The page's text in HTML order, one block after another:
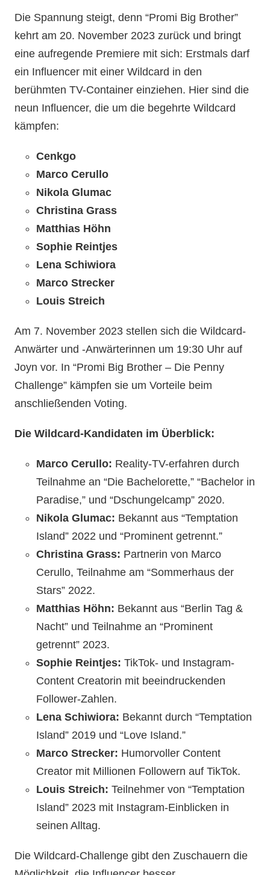
Die Spannung steigt, denn “Promi Big Brother”
kehrt am 20. November 2023 zurück und bringt
eine aufregende Premiere mit sich: Erstmals darf
ein Influencer mit einer Wildcard in den
berühmten TV-Container einziehen. Hier sind die
neun Influencer, die um die begehrte Wildcard
kämpfen:
Cenkgo
Marco Cerullo
Nikola Glumac
Christina Grass
Matthias Höhn
Sophie Reintjes
Lena Schiwiora
Marco Strecker
Louis Streich
Am 7. November 2023 stellen sich die Wildcard-
Anwärter und -Anwärterinnen um 19:30 Uhr auf
Joyn vor. In “Promi Big Brother – Die Penny
Challenge” kämpfen sie um Vorteile beim
anschließenden Voting.
Die Wildcard-Kandidaten im Überblick:
Marco Cerullo: Reality-TV-erfahren durch
Teilnahme an “Die Bachelorette,” “Bachelor in
Paradise,” und “Dschungelcamp” 2020.
Nikola Glumac: Bekannt aus “Temptation
Island” 2022 und “Prominent getrennt.”
Christina Grass: Partnerin von Marco
Cerullo, Teilnahme am “Sommerhaus der
Stars” 2022.
Matthias Höhn: Bekannt aus “Berlin Tag &
Nacht” und Teilnahme an “Prominent
getrennt” 2023.
Sophie Reintjes: TikTok- und Instagram-
Content Creatorin mit beeindruckenden
Follower-Zahlen.
Lena Schiwiora: Bekannt durch “Temptation
Island” 2019 und “Love Island.”
Marco Strecker: Humorvoller Content
Creator mit Millionen Followern auf TikTok.
Louis Streich: Teilnehmer von “Temptation
Island” 2023 mit Instagram-Einblicken in
seinen Alltag.
Die Wildcard-Challenge gibt den Zuschauern die